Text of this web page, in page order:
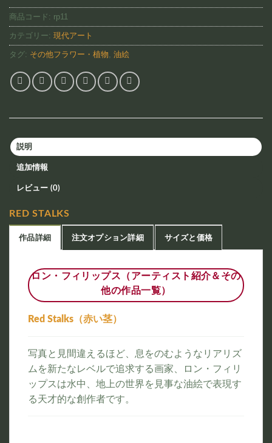
商品コード: rp11
カテゴリー: 現代アート
タグ: その他フラワー・植物, 油絵
説明
追加情報
レビュー (0)
RED STALKS
作品詳細 注文オプション詳細 サイズと価格
ロン・フィリップス（アーティスト紹介＆その
他の作品一覧）
Red Stalks（赤い茎）
写真と見間違えるほど、息をのむようなリアリズ
ムを新たなレベルで追求する画家、ロン・フィリ
ップスは水中、地上の世界を見事な油絵で表現す
る天才的な創作者です。